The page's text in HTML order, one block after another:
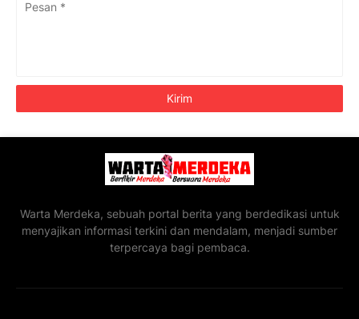
Warta Merdeka, sebuah portal berita yang berdedikasi untuk
menyajikan informasi terkini dan mendalam, menjadi sumber
terpercaya bagi pembaca.